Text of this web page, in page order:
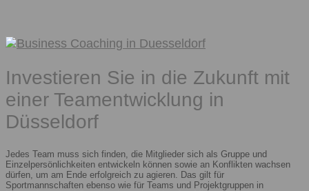
Investieren Sie in die Zukunft mit
einer Teamentwicklung in
Düsseldorf
Jedes Team muss sich finden, die Mitglieder sich als Gruppe und
Einzelpersönlichkeiten entwickeln können sowie an Konflikten wachsen
dürfen, um am Ende erfolgreich zu agieren. Das gilt für
Sportmannschaften ebenso wie für Teams und Projektgruppen in